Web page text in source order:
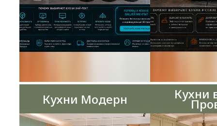
Кухни Модерн Кухни